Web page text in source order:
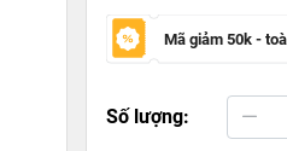
Số lượng: